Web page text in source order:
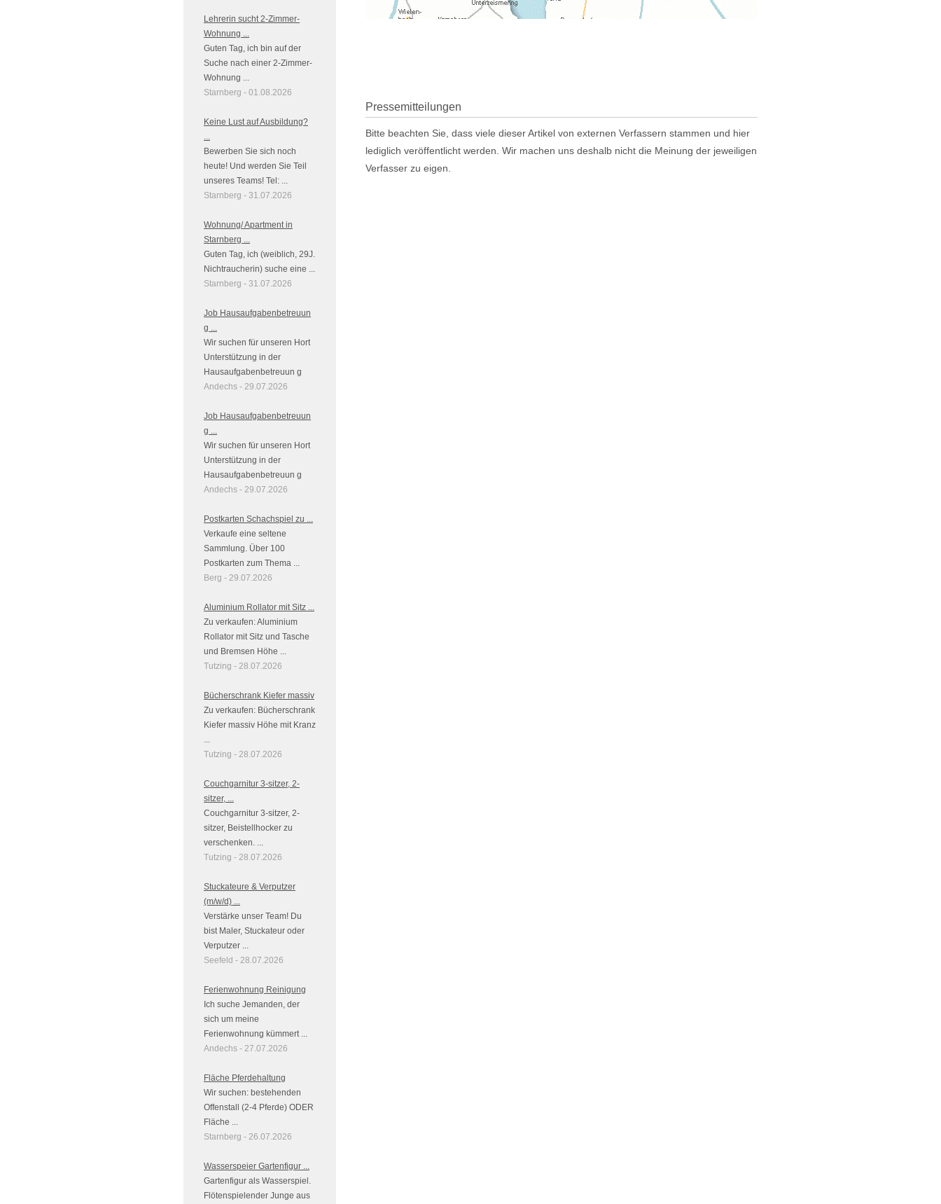
Lehrerin sucht 2-Zimmer-
Wohnung ...
Guten Tag, ich bin auf der
Suche nach einer 2-Zimmer-
Wohnung ...
Starnberg - 01.08.2026
Keine Lust auf Ausbildung?
Bewerben Sie sich noch
heute! Und werden Sie Teil
unseres Teams! Tel: ...
Starnberg - 31.07.2026
Wohnung/ Apartment in
Starnberg ...
Guten Tag, ich (weiblich, 29J.
Nichtraucherin) suche eine ...
Starnberg - 31.07.2026
Job Hausaufgabenbetreuun
g ...
Wir suchen für unseren Hort
Unterstützung in der
Hausaufgabenbetreuun g
Andechs - 29.07.2026
Job Hausaufgabenbetreuun
g ...
Wir suchen für unseren Hort
Unterstützung in der
Hausaufgabenbetreuun g
Andechs - 29.07.2026
Postkarten Schachspiel zu ...
Verkaufe eine seltene
Sammlung. Über 100
Postkarten zum Thema ...
Berg - 29.07.2026
Aluminium Rollator mit Sitz ...
Zu verkaufen: Aluminium
Rollator mit Sitz und Tasche
und Bremsen Höhe ...
Tutzing - 28.07.2026
Bücherschrank Kiefer massiv
Zu verkaufen: Bücherschrank
Kiefer massiv Höhe mit Kranz
Tutzing - 28.07.2026
Couchgarnitur 3-sitzer, 2-
sitzer, ...
Couchgarnitur 3-sitzer, 2-
sitzer, Beistellhocker zu
verschenken. ...
Tutzing - 28.07.2026
Stuckateure & Verputzer
(m/w/d) ...
Verstärke unser Team! Du
bist Maler, Stuckateur oder
Verputzer ...
Seefeld - 28.07.2026
Ferienwohnung Reinigung
Ich suche Jemanden, der
sich um meine
Ferienwohnung kümmert ...
Andechs - 27.07.2026
Fläche Pferdehaltung
Wir suchen: bestehenden
Offenstall (2-4 Pferde) ODER
Fläche ...
Starnberg - 26.07.2026
Wasserspeier Gartenfigur ...
Gartenfigur als Wasserspiel.
Flötenspielender Junge aus
Pressemitteilungen
Bitte beachten Sie, dass viele dieser Artikel von externen Verfassern stammen und hier
lediglich veröffentlicht werden. Wir machen uns deshalb nicht die Meinung der jeweiligen
Verfasser zu eigen.